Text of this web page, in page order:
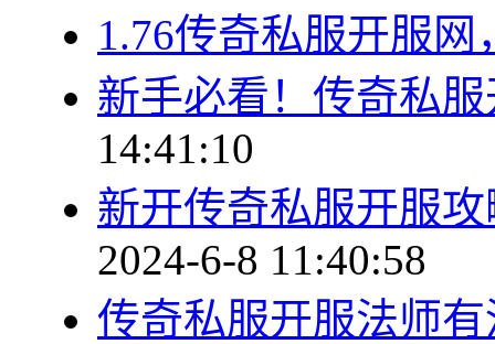
1.76传奇私服开服网
新手必看！传奇私
14:41:10
新开传奇私服开服
2024-6-8 11:40:58
传奇私服开服法师